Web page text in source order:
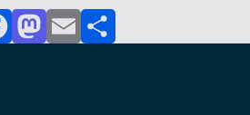
Mastodon
EmailPartager